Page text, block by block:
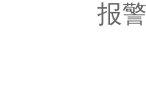
报警